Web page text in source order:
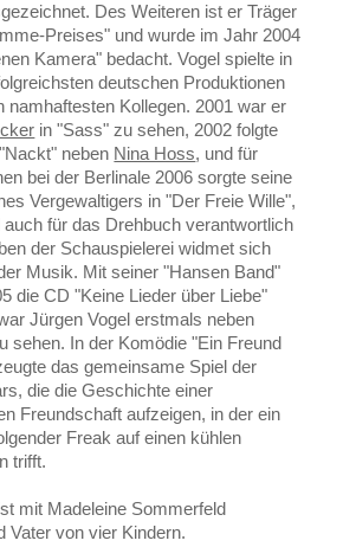
Des Weiteren ist er Träger
Preises" und wurde im Jahr 2004
Kamera" bedacht. Vogel spielte in
deutschen Produktionen
namhaftesten Kollegen. 2001 war er
in "Sass" zu sehen, 2002 folgte
"Nackt" neben Nina Hoss, und für
bei der Berlinale 2006 sorgte seine
Vergewaltigers in "Der Freie Wille",
auch für das Drehbuch verantwortlich
der Schauspielerei widmet sich
Musik. Mit seiner "Hansen Band"
die CD "Keine Lieder über Liebe"
Jürgen Vogel erstmals neben
sehen. In der Komödie "Ein Freund
das gemeinsame Spiel der
die die Geschichte einer
Freundschaft aufzeigen, in der ein
Freak auf einen kühlen
trifft.
mit Madeleine Sommerfeld
Vater von vier Kindern.